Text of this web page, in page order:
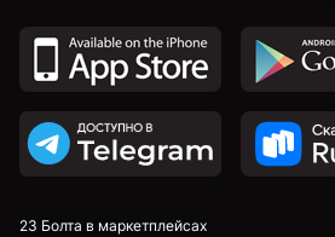
23 Болта в маркетплейсах